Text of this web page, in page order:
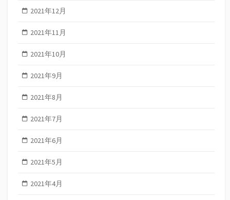
2021年12月
2021年11月
2021年10月
2021年9月
2021年8月
2021年7月
2021年6月
2021年5月
2021年4月